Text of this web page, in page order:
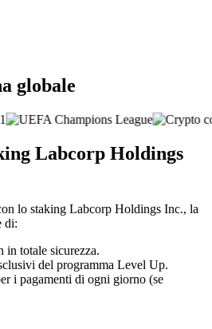
globale
Labcorp Holdings
lo staking Labcorp Holdings Inc., la
di:
in totale sicurezza.
del programma Level Up.
i pagamenti di ogni giorno (se